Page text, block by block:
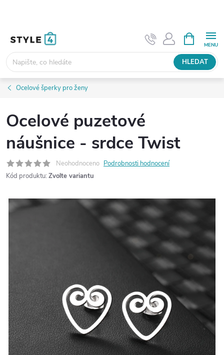
HLEDAT
NÁKUPNÍ
KOŠÍK
Ocelové šperky pro ženy
Ocelové puzetové
náušnice - srdce Twist
Neohodnoceno Podrobnosti hodnocení
Kód produktu: Zvolte variantu